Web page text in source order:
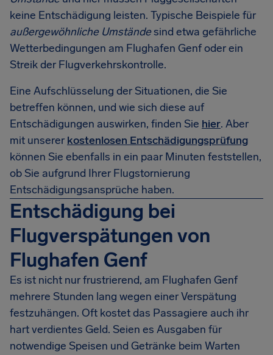
keine Entschädigung leisten. Typische Beispiele für
außergewöhnliche Umständesind etwa gefährliche
Wetterbedingungen am Flughafen Genf oder ein
Streik der Flugverkehrskontrolle.
Eine Aufschlüsselung der Situationen, die Sie
betreffen können, und wie sich diese auf
Entschädigungen auswirken, finden Sie hier. Aber
mit unserer kostenlosen Entschädigungsprüfung
können Sie ebenfalls in ein paar Minuten feststellen,
ob Sie aufgrund Ihrer Flugstornierung
Entschädigungsansprüche haben.
Entschädigung bei
Flugverspätungen von
Flughafen Genf
Es ist nicht nur frustrierend, am Flughafen Genf
mehrere Stunden lang wegen einer Verspätung
festzuhängen. Oft kostet das Passagiere auch ihr
hart verdientes Geld. Seien es Ausgaben für
notwendige Speisen und Getränke beim Warten